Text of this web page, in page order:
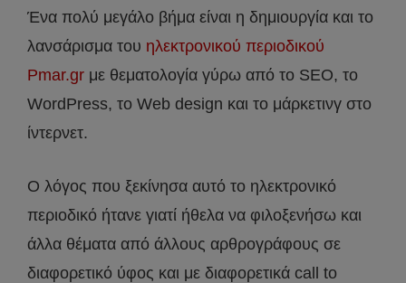
Ένα πολύ μεγάλο βήμα είναι η δημιουργία και το
λανσάρισμα του ηλεκτρονικού περιοδικού
Pmar.gr με θεματολογία γύρω από το SEO, το
WordPress, το Web design και το μάρκετινγ στο
ίντερνετ.
Ο λόγος που ξεκίνησα αυτό το ηλεκτρονικό
περιοδικό ήτανε γιατί ήθελα να φιλοξενήσω και
άλλα θέματα από άλλους αρθρογράφους σε
διαφορετικό ύφος και με διαφορετικά call to